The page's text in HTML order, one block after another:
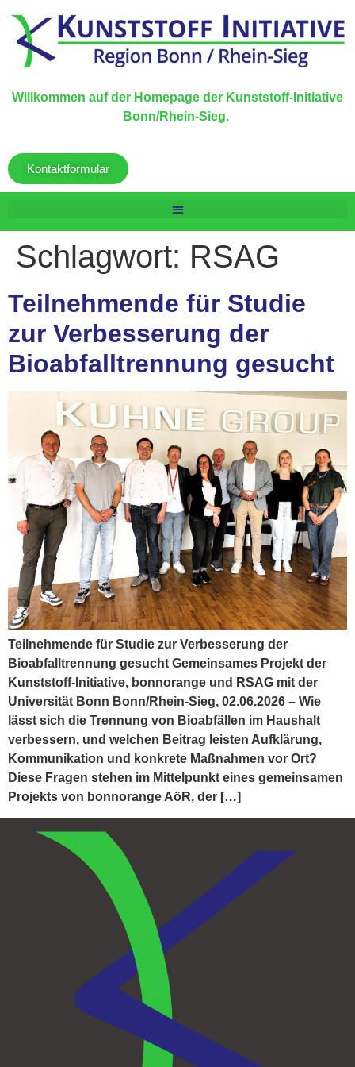
Willkommen auf der Homepage der Kunststoff-Initiative
Bonn/Rhein-Sieg.
Kontaktformular
Schlagwort: RSAG
Teilnehmende für Studie
zur Verbesserung der
Bioabfalltrennung gesucht
Teilnehmende für Studie zur Verbesserung der
Bioabfalltrennung gesucht Gemeinsames Projekt der
Kunststoff-Initiative, bonnorange und RSAG mit der
Universität Bonn Bonn/Rhein-Sieg, 02.06.2026 – Wie
lässt sich die Trennung von Bioabfällen im Haushalt
verbessern, und welchen Beitrag leisten Aufklärung,
Kommunikation und konkrete Maßnahmen vor Ort?
Diese Fragen stehen im Mittelpunkt eines gemeinsamen
Projekts von bonnorange AöR, der […]